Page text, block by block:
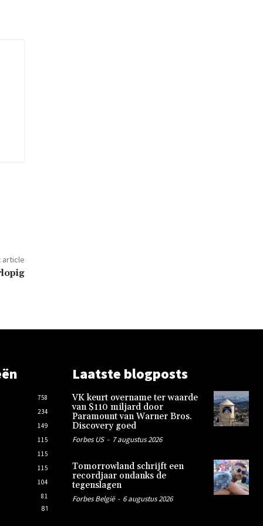
article
758
234
149
115
115
115
104
81
81
Laatste blogposts
VK keurt overname ter waarde
van $110 miljard door
Paramount van Warner Bros.
Discovery goed
Forbes US - 7 augustus 2026
Tomorrowland schrijft een
recordjaar ondanks de
tegenslagen
Forbes België - 6 augustus 2026